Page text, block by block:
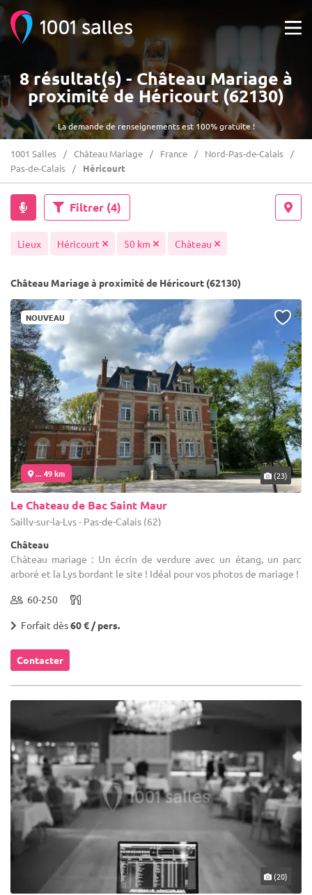
La demande de renseignements est 100% gratuite !
8 résultat(s) - Château Mariage à
proximité de Héricourt (62130)
1001 Salles Château Mariage France
Nord-Pas-de-Calais
Pas-de-Calais
Héricourt
Filtrer (4)
Lieux Héricourt 50 km Château
Château Mariage à proximité de Héricourt (62130)
NOUVEAU
... 49 km (23)
Le Chateau de Bac Saint Maur
Sailly-sur-la-Lys - Pas-de-Calais (62)
Château
Château mariage : Un écrin de verdure avec un étang, un parc
arboré et la Lys bordant le site ! Idéal pour vos photos de mariage !
60-250
Forfait dès60 € / pers.
Contacter
(20)